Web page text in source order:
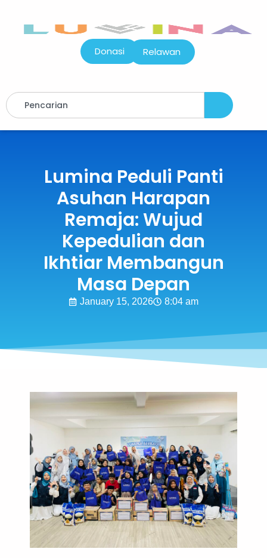
Donasi Relawan
Lumina Peduli Panti
Asuhan Harapan
Remaja: Wujud
Kepedulian dan
Ikhtiar Membangun
Masa Depan
January 15, 2026 8:04 am